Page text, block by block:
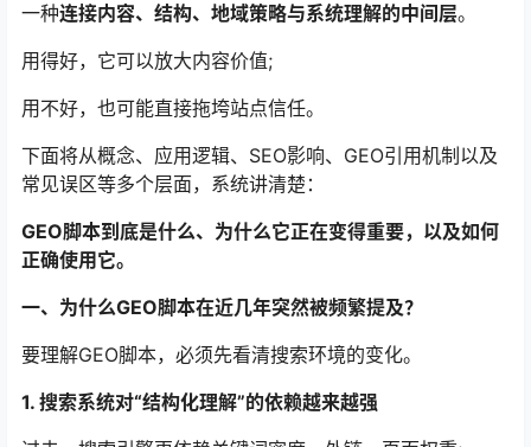
一种连接内容、结构、地域策略与系统理解的中间层。
用得好，它可以放大内容价值;
用不好，也可能直接拖垮站点信任。
下面将从概念、应用逻辑、SEO影响、GEO引用机制以及
常见误区等多个层面，系统讲清楚：
GEO脚本到底是什么、为什么它正在变得重要，以及如何
正确使用它。
一、为什么GEO脚本在近几年突然被频繁提及？
要理解GEO脚本，必须先看清搜索环境的变化。
1. 搜索系统对“结构化理解”的依赖越来越强